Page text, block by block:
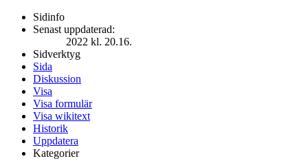
Sidinfo
Senast uppdaterad:
2022 kl. 20.16.
Sidverktyg
Sida
Diskussion
Visa
Visa formulär
Visa wikitext
Historik
Uppdatera
Kategorier